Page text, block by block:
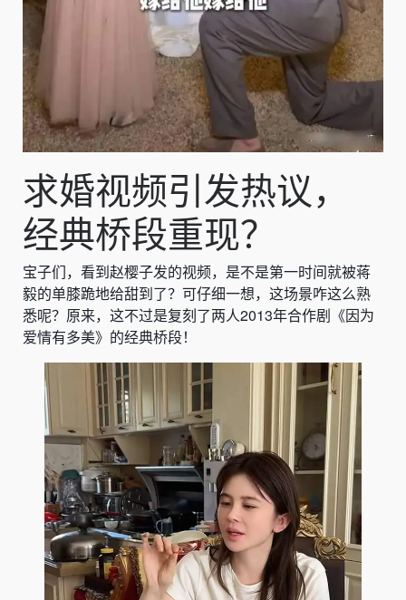
求婚视频引发热议，
经典桥段重现？
宝子们，看到赵樱子发的视频，是不是第一时间就被蒋
毅的单膝跪地给甜到了？可仔细一想，这场景咋这么熟
悉呢？原来，这不过是复刻了两人2013年合作剧《因为
爱情有多美》的经典桥段！